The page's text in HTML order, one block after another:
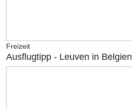
Freizeit
Ausflugtipp - Leuven in Belgien